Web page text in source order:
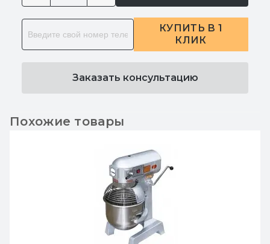
КУПИТЬ В 1
КЛИК
Заказать консультацию
Похожие товары